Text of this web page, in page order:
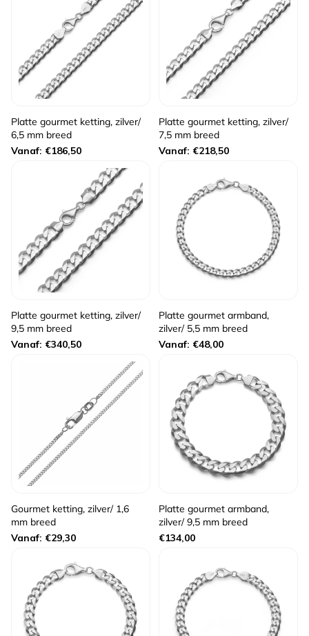
Platte gourmet ketting, zilver/
6,5 mm breed
Normale
Vanaf: €186,50
Platte gourmet ketting, zilver/
7,5 mm breed
Normale
Vanaf: €218,50
Platte gourmet ketting, zilver/
9,5 mm breed
Normale
Vanaf: €340,50
Platte gourmet armband,
zilver/ 5,5 mm breed
Normale
Vanaf: €48,00
Gourmet ketting, zilver/ 1,6
mm breed
Normale
Vanaf: €29,30
Platte gourmet armband,
zilver/ 9,5 mm breed
Normale
€134,00